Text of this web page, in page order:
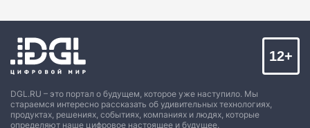
DGL.RU – это портал о будущем, которое уже наступило. Мы
стараемся интересно рассказать об удивительных технологиях,
продуктах, решениях, событиях, компаниях и людях, которые
определяют наше цифровое настоящее и будущее.
12+